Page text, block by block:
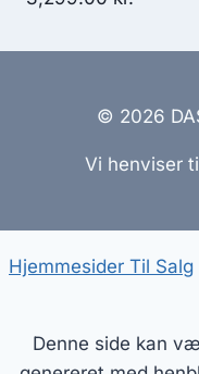
© 2026
Vi henviser
Hjemmesider Til Salg
Denne side kan